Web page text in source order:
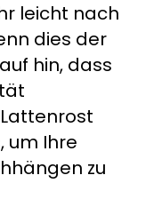
leicht nach
dies der
hin, dass
um Ihre
zu